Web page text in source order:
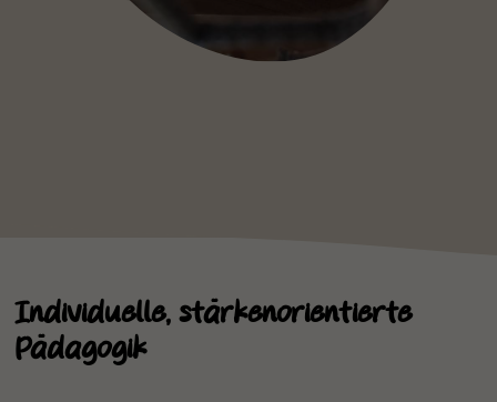
Individuelle, stärkenorientierte
Pädagogik